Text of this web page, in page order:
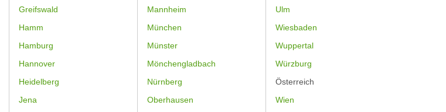
Greifswald
Hamm
Hamburg
Hannover
Heidelberg
Jena
Mannheim
München
Münster
Mönchengladbach
Nürnberg
Oberhausen
Ulm
Wiesbaden
Wuppertal
Würzburg
Österreich
Wien